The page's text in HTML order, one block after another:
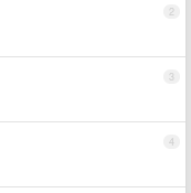
2
3
4